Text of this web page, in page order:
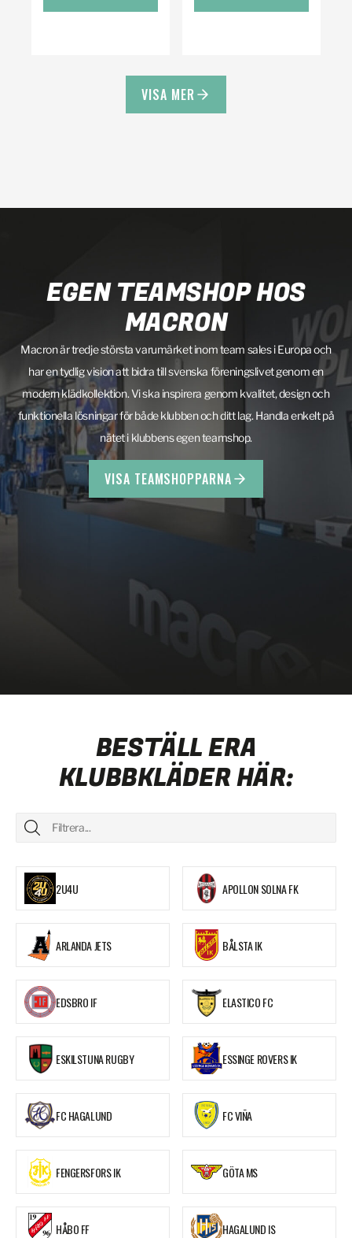
VISA MER
EGEN TEAMSHOP HOS
MACRON
Macron är tredje största varumärket inom team sales i Europa och
har en tydlig vision att bidra till svenska föreningslivet genom en
modern klädkollektion. Vi ska inspirera genom kvalitet, design och
funktionella lösningar för både klubben och ditt lag. Handla enkelt på
nätet i klubbens egen teamshop.
VISA TEAMSHOPPARNA
BESTÄLL ERA
KLUBBKLÄDER HÄR:
2U4U APOLLON SOLNA FK
ARLANDA JETS BÅLSTA IK
EDSBRO IF ELASTICO FC
ESKILSTUNA RUGBY ESSINGE ROVERS IK
FC HAGALUND FC VIÑA
FENGERSFORS IK GÖTA MS
HÅBO FF HAGALUND IS